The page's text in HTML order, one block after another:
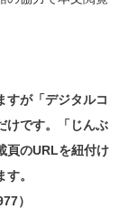
すが「デジタルコ
けです。「じんぶ
頁のURLを紐付け
。
）